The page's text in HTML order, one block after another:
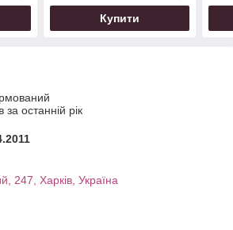
Купити
за останній рік
247, Харків, Україна